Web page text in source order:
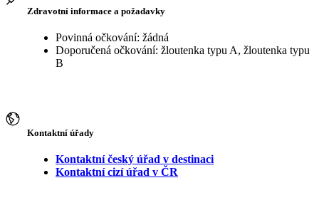
Zdravotní informace a požadavky
Povinná očkování: žádná
Doporučená očkování: žloutenka typu A, žloutenka typu
B
Kontaktní úřady
Kontaktní český úřad v destinaci
Kontaktní cizí úřad v ČR